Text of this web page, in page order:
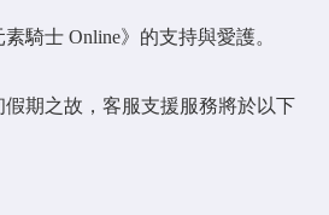
騎士 Online》的支持與愛護。
期之故，客服支援服務將於以下